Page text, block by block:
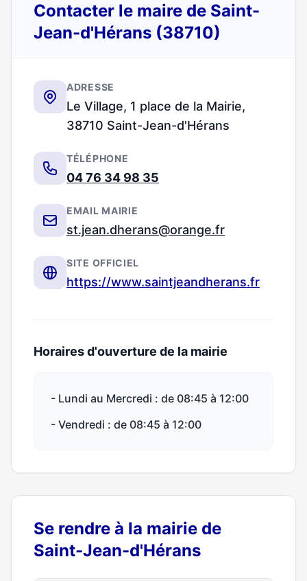
Contacter le maire de Saint-
Jean-d'Hérans (38710)
ADRESSE
Le Village, 1 place de la Mairie,
38710 Saint-Jean-d'Hérans
TÉLÉPHONE
04 76 34 98 35
EMAIL MAIRIE
st.jean.dherans@orange.fr
SITE OFFICIEL
https://www.saintjeandherans.fr
Horaires d'ouverture de la mairie
- Lundi au Mercredi : de 08:45 à 12:00
- Vendredi : de 08:45 à 12:00
Se rendre à la mairie de
Saint-Jean-d'Hérans